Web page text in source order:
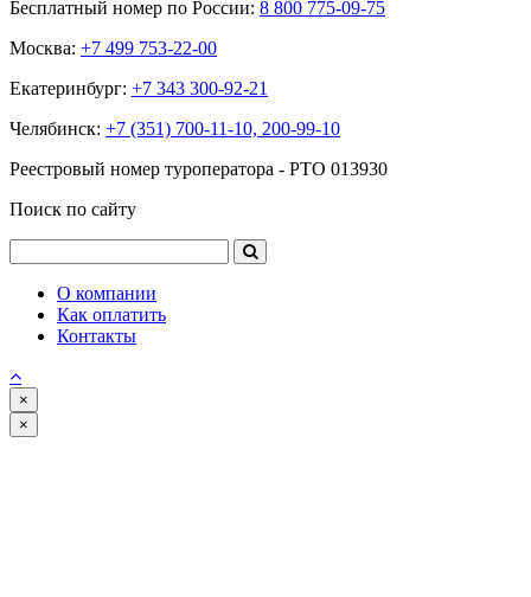
Бесплатный номер по России: 8 800 775-09-75
Москва: +7 499 753-22-00
Екатеринбург: +7 343 300-92-21
Челябинск: +7 (351) 700-11-10, 200-99-10
Реестровый номер туроператора - РТО 013930
Поиск по сайту
О компании
Как оплатить
Контакты
×
×